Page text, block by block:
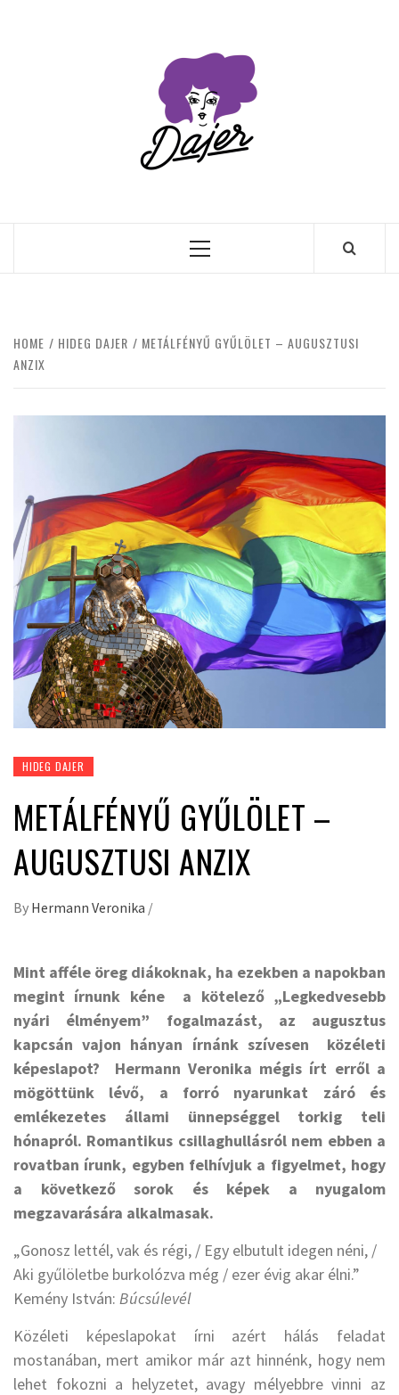
Primary
HOME HIDEG DAJER
METÁLFÉNYŰ GYŰLÖLET – AUGUSZTUSI
ANZIX
HIDEG DAJER
METÁLFÉNYŰ GYŰLÖLET –
AUGUSZTUSI ANZIX
By Hermann Veronika /
Mint afféle öreg diákoknak, ha ezekben a napokban
megint írnunk kéne a kötelező „Legkedvesebb
nyári élményem” fogalmazást, az augusztus
kapcsán vajon hányan írnánk szívesen közéleti
képeslapot? Hermann Veronika mégis írt erről a
mögöttünk lévő, a forró nyarunkat záró és
emlékezetes állami ünnepséggel torkig teli
hónapról. Romantikus csillaghullásról nem ebben a
rovatban írunk, egyben felhívjuk a figyelmet, hogy
a következő sorok és képek a nyugalom
megzavarására alkalmasak.
„Gonosz lettél, vak és régi, / Egy elbutult idegen néni, /
Aki gyűlöletbe burkolózva még / ezer évig akar élni.”
Kemény István: Búcsúlevél
Közéleti képeslapokat írni azért hálás feladat
mostanában, mert amikor már azt hinnénk, hogy nem
lehet fokozni a helyzetet, avagy mélyebbre vinni az